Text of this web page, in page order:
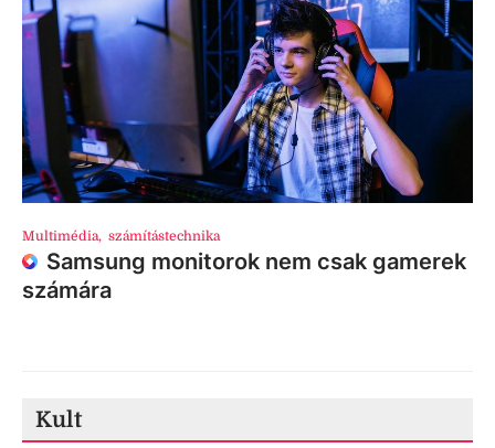
Multimédia, számítástechnika
Samsung monitorok nem csak gamerek
számára
Kult